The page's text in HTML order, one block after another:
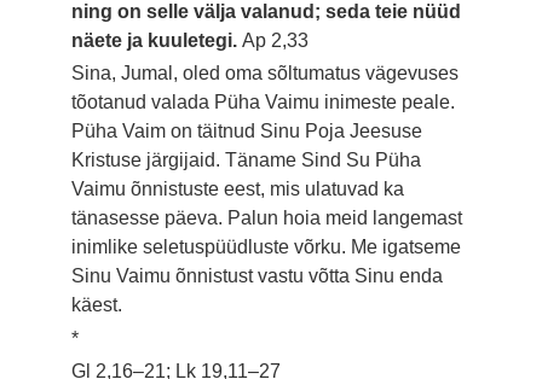
ning on selle välja valanud; seda teie nüüd
näete ja kuuletegi.Ap 2,33
Sina, Jumal, oled oma sõltumatus vägevuses
tõotanud valada Püha Vaimu inimeste peale.
Püha Vaim on täitnud Sinu Poja Jeesuse
Kristuse järgijaid. Täname Sind Su Püha
Vaimu õnnistuste eest, mis ulatuvad ka
tänasesse päeva. Palun hoia meid langemast
inimlike seletuspüüdluste võrku. Me igatseme
Sinu Vaimu õnnistust vastu võtta Sinu enda
käest.
*
Gl 2,16–21; Lk 19,11–27